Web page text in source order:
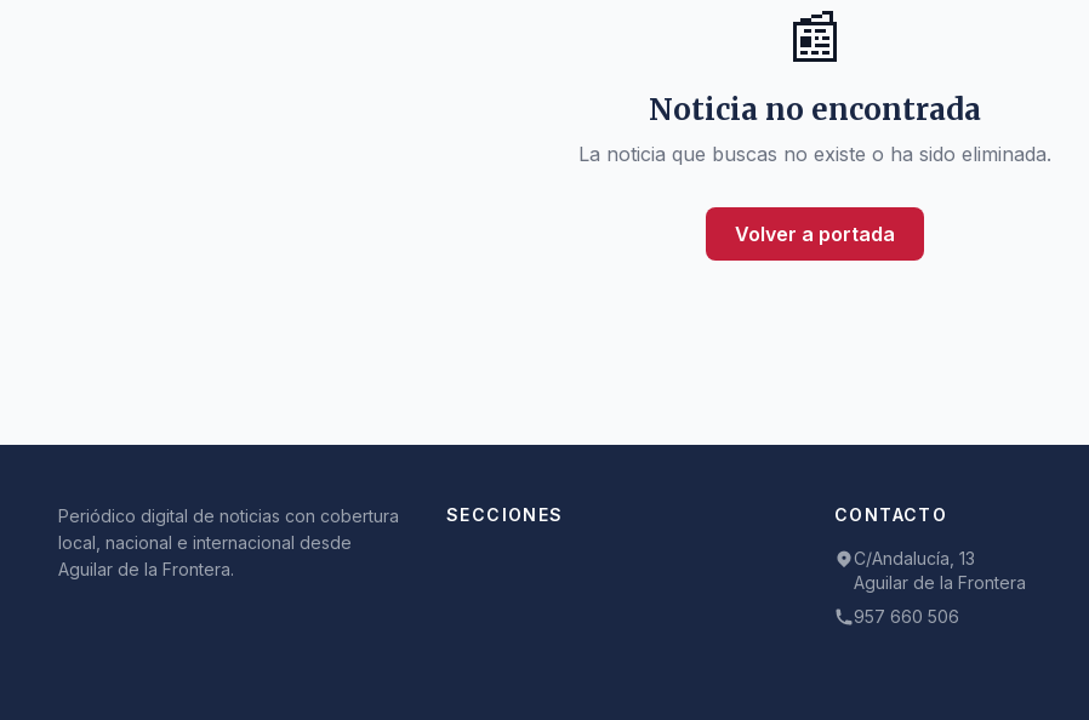
📰
Noticia no encontrada
La noticia que buscas no existe o ha sido eliminada.
Volver a portada
Periódico digital de noticias con cobertura
local, nacional e internacional desde
Aguilar de la Frontera.
SECCIONES CONTACTO
C/Andalucía, 13
Aguilar de la Frontera
957 660 506